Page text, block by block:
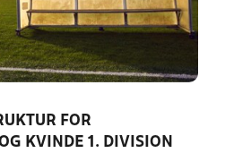
FOR
KVINDE 1. DIVISION